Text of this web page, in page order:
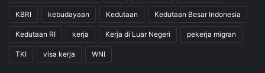
KBRI kebudayaan Kedutaan Kedutaan Besar Indonesia
Kedutaan RI kerja Kerja di Luar Negeri pekerja migran
TKI visa kerja WNI